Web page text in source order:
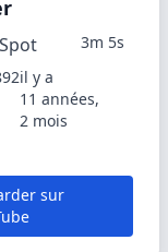
3m 5s
il y a
11 années,
2 mois
sur